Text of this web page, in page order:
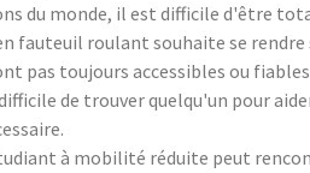
du monde, il est difficile d'être
fauteuil roulant souhaite se
pas toujours accessibles ou
de trouver quelqu'un pour
à mobilité réduite peut